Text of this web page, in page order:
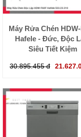
Máy Rửa Chén
Hafele - Đức, Độc
Siêu Tiết Kiệm
30.895.455 đ